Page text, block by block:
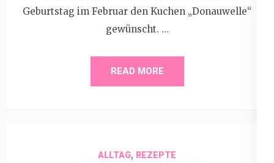
Geburtstag im Februar den Kuchen „Donauwelle“
gewünscht. …
READ MORE
ALLTAG, REZEPTE